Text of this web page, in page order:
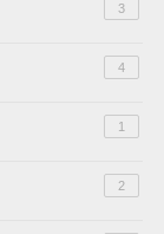
3
4
1
2